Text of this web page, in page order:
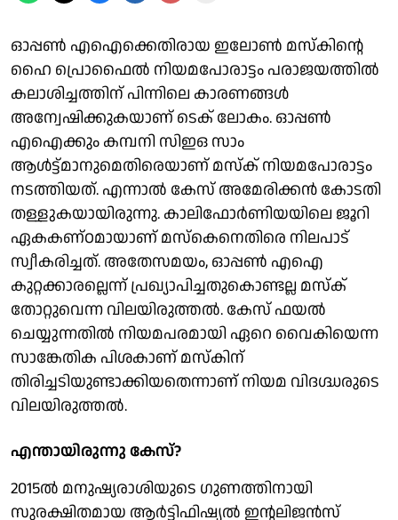
ഓപ്പൺ എഐക്കെതിരായ ഇലോൺ മസ്കിന്റെ
ഹൈ പ്രൊഫൈൽ നിയമപോരാട്ടം പരാജയത്തിൽ
കലാശിച്ചത്തിന് പിന്നിലെ കാരണങ്ങള്‍
അന്വേഷിക്കുകയാണ് ടെക് ലോകം. ഓപ്പൺ
എഐക്കും കമ്പനി സിഇഒ സാം
ആൾട്ട്മാനുമെതിരെയാണ് മസ്ക് നിയമപോരാട്ടം
നടത്തിയത്. എന്നാൽ കേസ് അമേരിക്കൻ കോടതി
തള്ളുകയായിരുന്നു. കാലിഫോർണിയയിലെ ജൂറി
ഏകകണ്ഠമായാണ് മസ്കെനെതിരെ നിലപാട്
സ്വീകരിച്ചത്. അതേസമയം, ഓപ്പൺ എഐ
കുറ്റക്കാരല്ലെന്ന് പ്രഖ്യാപിച്ചതുകൊണ്ടല്ല മസ്ക്
തോറ്റുവെന്ന വിലയിരുത്തല്‍. കേസ് ഫയൽ
ചെയ്യുന്നതിൽ നിയമപരമായി ഏറെ വൈകിയെന്ന
സാങ്കേതിക പിശകാണ് മസ്കിന്
തിരിച്ചടിയുണ്ടാക്കിയതെന്നാണ് നിയമ വിദഗ്ദ്ധരുടെ
വിലയിരുത്തല്‍.
എന്തായിരുന്നു കേസ്?
2015ൽ മനുഷ്യരാശിയുടെ ഗുണത്തിനായി
സുരക്ഷിതമായ ആർട്ടിഫിഷ്യൽ ഇന്റലിജൻസ്